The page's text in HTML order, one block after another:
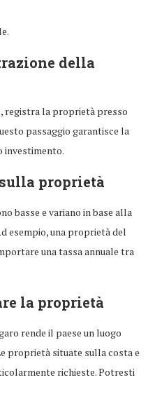
della
registra la proprietà presso
passaggio garantisce la
investimento.
sulla proprietà
basse e variano in base alla
esempio, una proprietà del
una tassa annuale tra
la proprietà
rende il paese un luogo
proprietà situate sulla costa e
richieste. Potresti